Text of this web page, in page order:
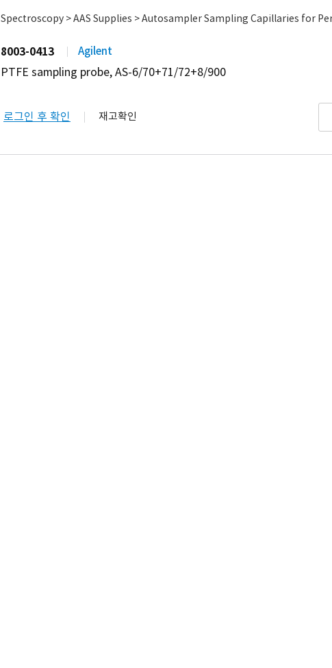
Spectroscopy > AAS Supplies > Autosampler Sampling Capillaries for
8003-0413 Agilent
PTFE sampling probe, AS-6/70+71/72+8/900
로그인 후 확인 재고확인